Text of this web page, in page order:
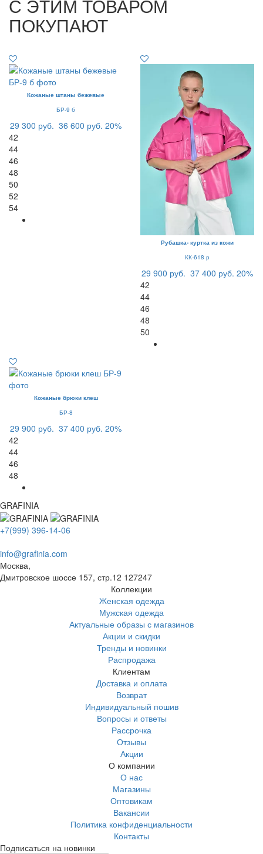
С ЭТИМ ТОВАРОМ
ПОКУПАЮТ
Кожаные штаны бежевые
БР-9 б
29 300 руб. 36 600 руб. 20%
42
44
46
48
50
52
54
Рубашка- куртка из кожи
КК-618 р
29 900 руб. 37 400 руб. 20%
42
44
46
48
50
Кожаные брюки клеш
БР-8
29 900 руб. 37 400 руб. 20%
42
44
46
48
GRAFINIA
+7(999) 396-14-06
info@grafinia.com
Москва,
Дмитровское шоссе 157, стр.12 127247
Коллекции
Женская одежда
Мужская одежда
Актуальные образы с магазинов
Акции и скидки
Тренды и новинки
Распродажа
Клиентам
Доставка и оплата
Возврат
Индивидуальный пошив
Вопросы и ответы
Рассрочка
Отзывы
Акции
О компании
О нас
Магазины
Оптовикам
Вакансии
Политика конфиденциальности
Контакты
Подписаться на новинки